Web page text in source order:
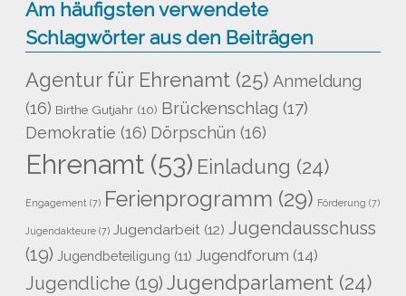
Am häufigsten verwendete
Schlagwörter aus den Beiträgen
Agentur für Ehrenamt (25) Anmeldung
(16) Birthe Gutjahr (10) Brückenschlag (17)
Demokratie (16) Dörpschün (16)
Ehrenamt (53) Einladung (24)
Engagement (7) Ferienprogramm (29) Förderung (7)
Jugendakteure (7) Jugendarbeit (12) Jugendausschuss
(19) Jugendbeteiligung (11) Jugendforum (14)
Jugendliche (19) Jugendparlament (24)